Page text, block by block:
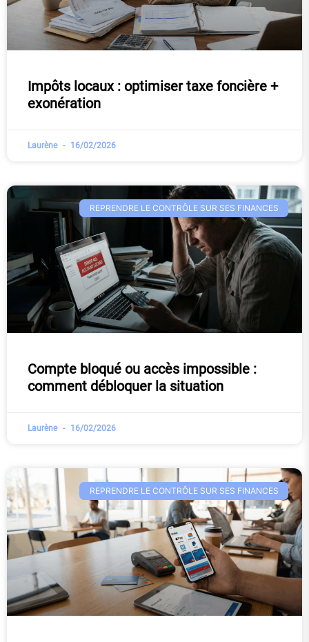
Impôts locaux : optimiser taxe foncière +
exonération
Laurène 16/02/2026
REPRENDRE LE CONTRÔLE SUR SES FINANCES
Compte bloqué ou accès impossible :
comment débloquer la situation
Laurène 16/02/2026
REPRENDRE LE CONTRÔLE SUR SES FINANCES